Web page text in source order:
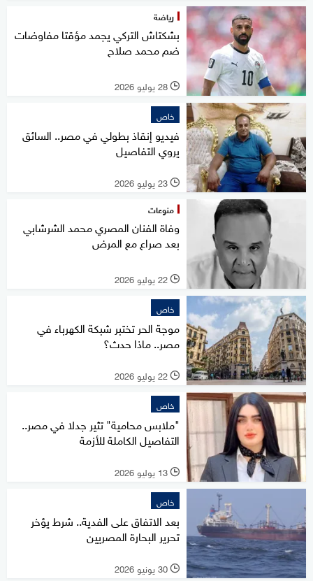
رياضة
بشكتاش التركي يجمد مؤقتا مفاوضات
ضم محمد صلاح
l 28 يوليو 2026
خاص
فيديو إنقاذ بطولي في مصر.. السائق
يروي التفاصيل
l 23 يوليو 2026
منوعات
وفاة الفنان المصري محمد الشرشابي
بعد صراع مع المرض
l 22 يوليو 2026
خاص
موجة الحر تختبر شبكة الكهرباء في
مصر.. ماذا حدث؟
l 22 يوليو 2026
خاص
"ملابس محامية" تثير جدلا في مصر..
التفاصيل الكاملة للأزمة
l 13 يوليو 2026
خاص
بعد الاتفاق على الفدية.. شرط يؤخر
تحرير البحارة المصريين
l 30 يونيو 2026